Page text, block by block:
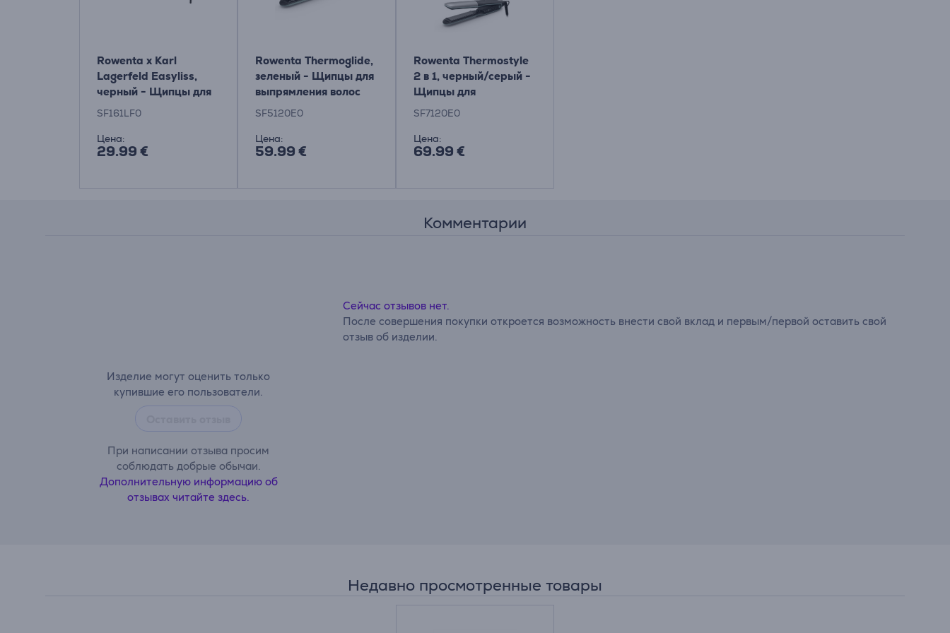
Rowenta x Karl
Lagerfeld Easyliss,
черный - Щипцы для
выпрямления волос
SF161LF0
Цена:
29.99 €
Rowenta Thermoglide,
зеленый - Щипцы для
выпрямления волос
SF5120E0
Цена:
59.99 €
Rowenta Thermostyle
2 в 1, черный/серый -
Щипцы для
выпрямления волос
SF7120E0
Цена:
69.99 €
Комментарии
Изделие могут оценить только
купившие его пользователи.
При написании отзыва просим
соблюдать добрые обычаи.
Дополнительную информацию об
отзывах читайте здесь.
Сейчас отзывов нет.
После совершения покупки откроется возможность внести свой вклад и первым/первой оставить свой
отзыв об изделии.
Недавно просмотренные товары